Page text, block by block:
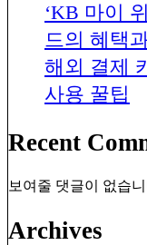
‘KB 마이
드의 혜택
해외 결제
사용 꿀팁
Recent
보여줄 댓글이 없습
Archives